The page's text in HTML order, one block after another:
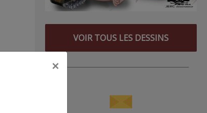
VOIR TOUS LES DESSINS
×